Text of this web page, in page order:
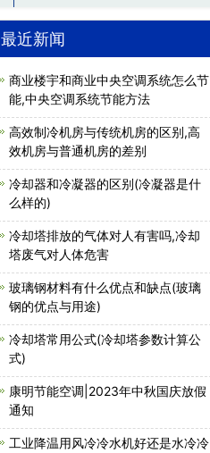
最近新闻
商业楼宇和商业中央空调系统怎么节
能,中央空调系统节能方法
高效制冷机房与传统机房的区别,高
效机房与普通机房的差别
冷却器和冷凝器的区别(冷凝器是什
么样的)
冷却塔排放的气体对人有害吗,冷却
塔废气对人体危害
玻璃钢材料有什么优点和缺点(玻璃
钢的优点与用途)
冷却塔常用公式(冷却塔参数计算公
式)
康明节能空调|2023年中秋国庆放假
通知
工业降温用风冷冷水机好还是水冷冷